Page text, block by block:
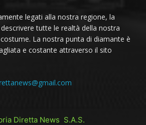
legati alla nostra regione, la
tutte le realtà della nostra
La nostra punta di diamante è
e costante attraverso il sito
Diretta News S.A.S.